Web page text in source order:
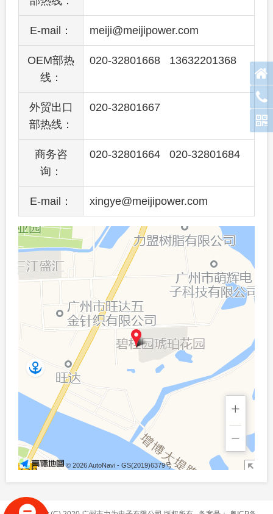
E-mail： meiji@meijipower.com
OEM部热
线：
020-32801668 13632201368
外贸出口
部热线：
020-32801667
商务咨
询：
020-32801664 020-32801684
E-mail： xingye@meijipower.com
+
−
© 2026 AutoNavi - GS(2019)6379号